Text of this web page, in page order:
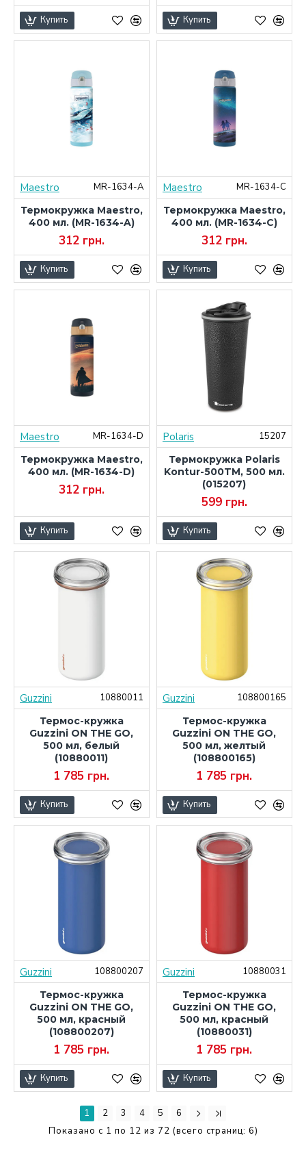
Купить Купить
Maestro
MR-1634-A
Термокружка Maestro,
400 мл. (MR-1634-A)
312 грн.
Купить
Maestro
MR-1634-C
Термокружка Maestro,
400 мл. (MR-1634-C)
312 грн.
Купить
Maestro
MR-1634-D
Термокружка Maestro,
400 мл. (MR-1634-D)
312 грн.
Купить
Polaris
15207
Термокружка Polaris
Kontur-500TM, 500 мл.
(015207)
599 грн.
Купить
Guzzini
10880011
Термос-кружка
Guzzini ON THE GO,
500 мл, белый
(10880011)
1 785 грн.
Купить
Guzzini
108800165
Термос-кружка
Guzzini ON THE GO,
500 мл, желтый
(108800165)
1 785 грн.
Купить
Guzzini
108800207
Термос-кружка
Guzzini ON THE GO,
500 мл, красный
(108800207)
1 785 грн.
Купить
Guzzini
10880031
Термос-кружка
Guzzini ON THE GO,
500 мл, красный
(10880031)
1 785 грн.
Купить
1 2 3 4 5
6
Показано с 1 по 12 из 72 (всего страниц: 6)